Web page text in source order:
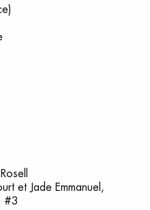
et Jade Emmanuel,
#3